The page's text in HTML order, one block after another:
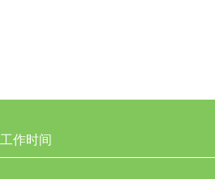
工作时间